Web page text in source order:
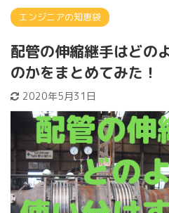
エンジニアの知恵袋
配管の伸縮継手はどの
のかをまとめてみた！
2020年5月31日